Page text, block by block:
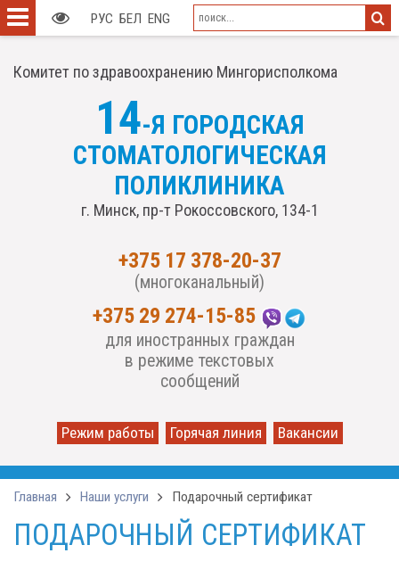
Комитет по здравоохранению Мингорисполкома
14-Я ГОРОДСКАЯ
СТОМАТОЛОГИЧЕСКАЯ
ПОЛИКЛИНИКА
г. Минск, пр-т Рокоссовского, 134-1
+375 17 378-20-37
(многоканальный)
+375 29 274-15-85
для иностранных граждан
в режиме текстовых
сообщений
РУС БЕЛ ENG
Режим работы Горячая линия Вакансии
Главная Наши услуги Подарочный сертификат
ПОДАРОЧНЫЙ СЕРТИФИКАТ